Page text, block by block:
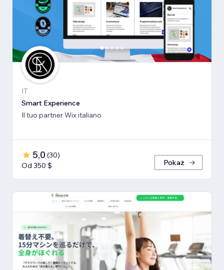
IT
Smart Experience
Il tuo partner Wix italiano
5,0 (30)
Od 350 $
Pokaż